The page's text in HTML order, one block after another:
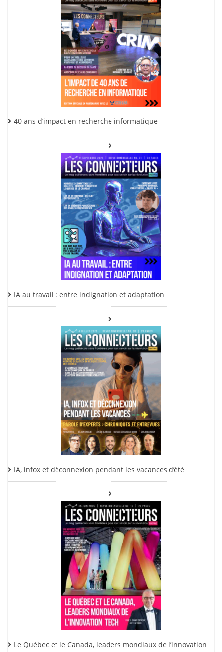
40 ans d’impact en recherche informatique
IA au travail : entre indignation et adaptation
IA, infox et déconnexion pendant les vacances d’été
Le Québec et le Canada, leaders mondiaux de l’innovation